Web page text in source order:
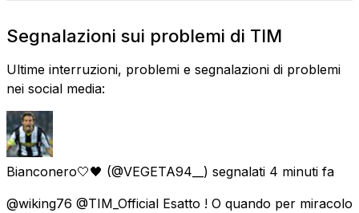
Segnalazioni sui problemi di TIM
Ultime interruzioni, problemi e segnalazioni di problemi
nei social media:
Bianconero🤍🖤 (@VEGETA94__) segnalati 4 minuti fa
@wiking76 @TIM_Official Esatto ! O quando per miracolo